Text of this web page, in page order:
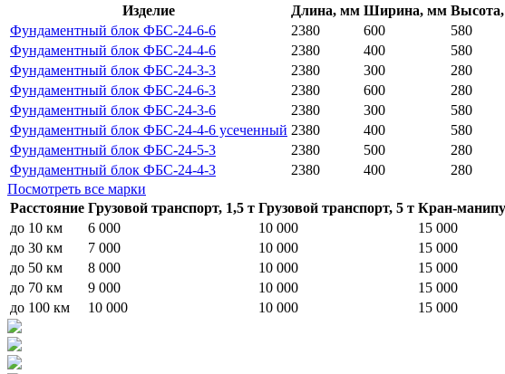
Изделие
Длина, мм Ширина, мм
Фундаментный блок ФБС-24-6-6
2380 600 580
Фундаментный блок ФБС-24-4-6
2380 400 580
Фундаментный блок ФБС-24-3-3
2380 300 280
Фундаментный блок ФБС-24-6-3
2380 600 280
Фундаментный блок ФБС-24-3-6
2380 300 580
Фундаментный блок ФБС-24-4-6 усеченный 2380 400 580
Фундаментный блок ФБС-24-5-3
2380 500 280
Фундаментный блок ФБС-24-4-3
2380 400 280
Посмотреть все марки
Расстояние Грузовой транспорт, 1,5 т Грузовой транспорт, 5 т Кран-
до 10 км
6 000 10 000 15 000
до 30 км
7 000 10 000 15 000
до 50 км
8 000 10 000 15 000
до 70 км
9 000 10 000 15 000
до 100 км
10 000 10 000 15 000